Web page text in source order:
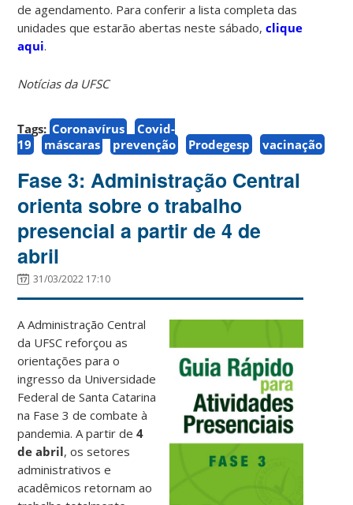
de agendamento. Para conferir a lista completa das
unidades que estarão abertas neste sábado,clique
aqui.
Notícias da UFSC
Tags: Coronavírus
Covid-
19
máscaras prevenção Prodegesp vacinação
Fase 3: Administração Central
orienta sobre o trabalho
presencial a partir de 4 de
abril
31/03/2022 17:10
A Administração Central
da UFSC reforçou as
orientações para o
ingresso da Universidade
Federal de Santa Catarina
na Fase 3 de combate à
pandemia. A partir de4
de abril, os setores
administrativos e
acadêmicos retornam ao